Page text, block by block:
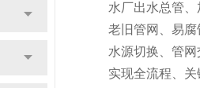
水厂出水总管、
老旧管网、易腐
水源切换、管网
实现全流程、关